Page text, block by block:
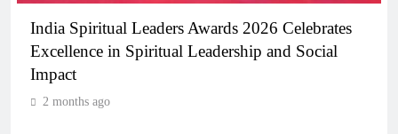
India Spiritual Leaders Awards 2026 Celebrates
Excellence in Spiritual Leadership and Social
Impact
2 months ago